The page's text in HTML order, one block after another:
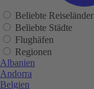
Beliebte Reiseländer
Beliebte Städte
Flughäfen
Regionen
Albanien
Andorra
Belgien